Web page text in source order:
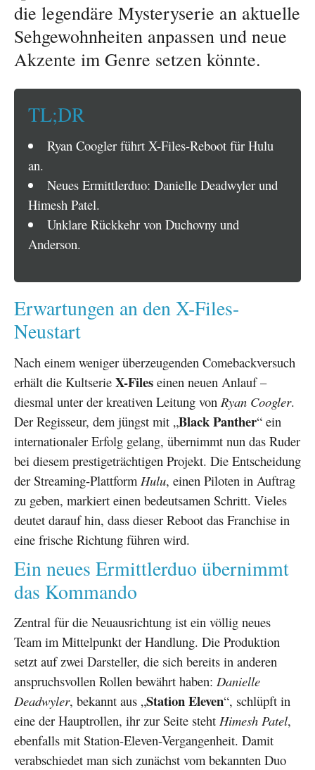
die legendäre Mysteryserie an aktuelle
Sehgewohnheiten anpassen und neue
Akzente im Genre setzen könnte.
TL;DR
Ryan Coogler führt X-Files-Reboot für Hulu
an.
Neues Ermittlerduo: Danielle Deadwyler und
Himesh Patel.
Unklare Rückkehr von Duchovny und
Anderson.
Erwartungen an den X-Files-
Neustart
Nach einem weniger überzeugenden Comebackversuch
erhält die Kultserie X-Files einen neuen Anlauf –
diesmal unter der kreativen Leitung von Ryan Coogler.
Der Regisseur, dem jüngst mit „Black Panther“ ein
internationaler Erfolg gelang, übernimmt nun das Ruder
bei diesem prestigeträchtigen Projekt. Die Entscheidung
der Streaming-Plattform Hulu, einen Piloten in Auftrag
zu geben, markiert einen bedeutsamen Schritt. Vieles
deutet darauf hin, dass dieser Reboot das Franchise in
eine frische Richtung führen wird.
Ein neues Ermittlerduo übernimmt
das Kommando
Zentral für die Neuausrichtung ist ein völlig neues
Team im Mittelpunkt der Handlung. Die Produktion
setzt auf zwei Darsteller, die sich bereits in anderen
anspruchsvollen Rollen bewährt haben: Danielle
Deadwyler, bekannt aus „Station Eleven“, schlüpft in
eine der Hauptrollen, ihr zur Seite steht Himesh Patel,
ebenfalls mit Station-Eleven-Vergangenheit. Damit
verabschiedet man sich zunächst vom bekannten Duo